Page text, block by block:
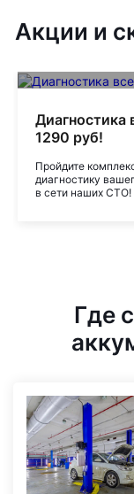
Акции и
Диагностика
1290 руб!
Пройдите
диагностику
в сети наших СТО!
Где